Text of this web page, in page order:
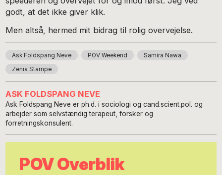
godt, at det ikke giver klik.
Men altså, hermed mit bidrag til rolig overvejelse.
Ask Foldspang Neve POV Weekend Samira Nawa
Zenia Stampe
ASK FOLDSPANG NEVE
Ask Foldspang Neve er ph.d. i sociologi og cand.scient.pol. og
arbejder som selvstændig terapeut, forsker og
forretningskonsulent.
POV Overblik